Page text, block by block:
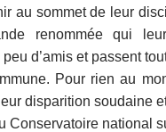
au sommet de leur
renommée qui
d’amis et passent
Pour rien au
disparition soudaine
Conservatoire national